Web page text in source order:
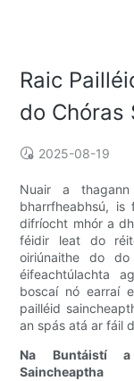
Raic
do Chóras
2025-08-19
Nuair a
bharrfheabhsú, is
difríocht mhór a
féidir leat do
oiriúnaithe do do
éifeachtúlachta
boscaí nó earraí
pailléid
an spás atá ar fáil
Na Buntáistí a
Saincheaptha